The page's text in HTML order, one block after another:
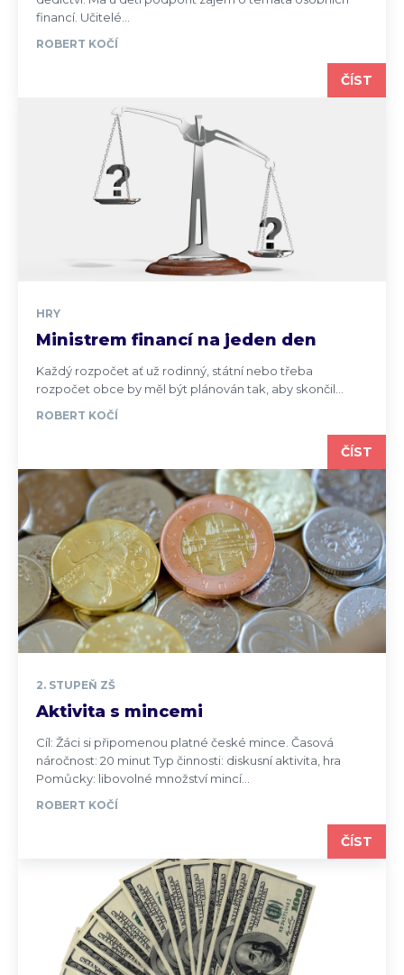
financí. Učitelé...
ROBERT KOČÍ
ČÍST
HRY
Ministrem financí na jeden den
Každý rozpočet ať už rodinný, státní nebo třeba
rozpočet obce by měl být plánován tak, aby skončil...
ROBERT KOČÍ
ČÍST
2. STUPEŇ ZŠ
Aktivita s mincemi
Cíl: Žáci si připomenou platné české mince. Časová
náročnost: 20 minut Typ činnosti: diskusní aktivita, hra
Pomůcky: libovolné množství mincí...
ROBERT KOČÍ
ČÍST